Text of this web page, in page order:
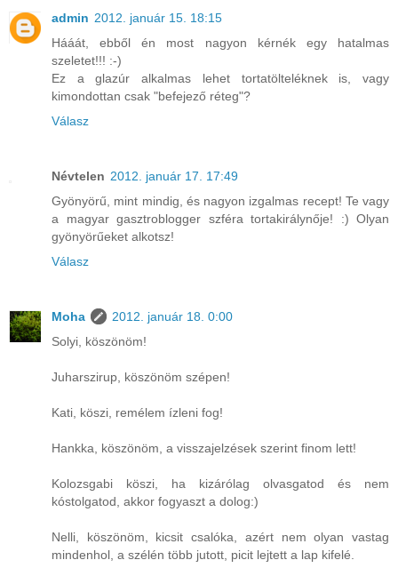
admin 2012. január 15. 18:15
Hááát, ebből én most nagyon kérnék egy hatalmas
szeletet!!! :-)
Ez a glazúr alkalmas lehet tortatölteléknek is, vagy
kimondottan csak "befejező réteg"?
Válasz
Névtelen 2012. január 17. 17:49
Gyönyörű, mint mindig, és nagyon izgalmas recept! Te vagy
a magyar gasztroblogger szféra tortakirálynője! :) Olyan
gyönyörűeket alkotsz!
Válasz
Moha
2012. január 18. 0:00
Solyi, köszönöm!
Juharszirup, köszönöm szépen!
Kati, köszi, remélem ízleni fog!
Hankka, köszönöm, a visszajelzések szerint finom lett!
Kolozsgabi köszi, ha kizárólag olvasgatod és nem
kóstolgatod, akkor fogyaszt a dolog:)
Nelli, köszönöm, kicsit csalóka, azért nem olyan vastag
mindenhol, a szélén több jutott, picit lejtett a lap kifelé.